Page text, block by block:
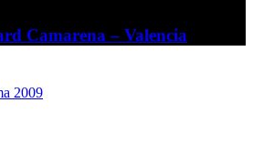
Camarena – Valencia